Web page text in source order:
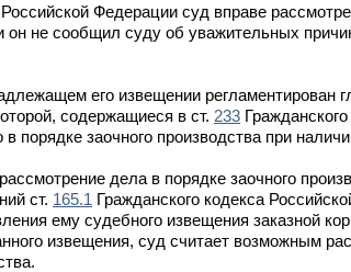
Федерации суд вправе
не сообщил суду об уважительных
его извещении регламентирован
содержащиеся в ст. 233
заочного производства при
дела в порядке заочного
ст. 165.1 Гражданского кодекса
ему судебного извещения заказной
извещения, суд считает возможным